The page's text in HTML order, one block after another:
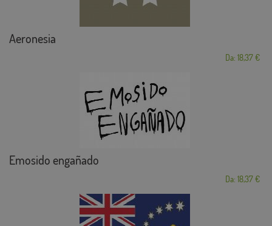
Aeronesia
Da: 18,37 €
Emosido engañado
Da: 18,37 €